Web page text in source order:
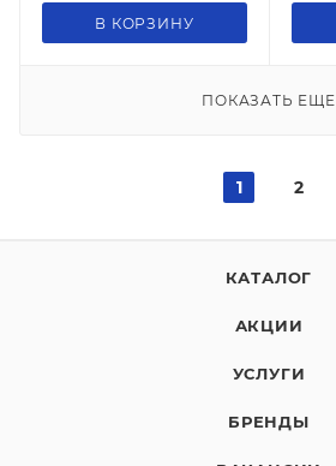
В КОРЗИНУ
ПОКАЗАТЬ ЕЩЕ
1 2
КАТАЛОГ
АКЦИИ
УСЛУГИ
БРЕНДЫ